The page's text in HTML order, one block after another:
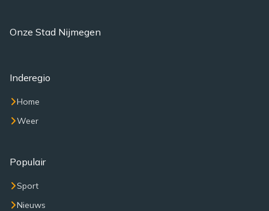
Onze Stad Nijmegen
Inderegio
Home
Weer
Populair
Sport
Nieuws